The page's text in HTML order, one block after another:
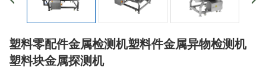
塑料零配件金属检测机塑料件金属异物检测机
塑料块金属探测机